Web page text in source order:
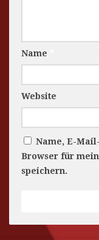
Name
Website
Name, E-
Browser für
speichern.